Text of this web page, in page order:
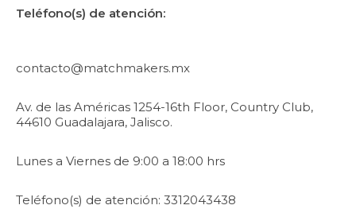
Teléfono(s) de atención:
contacto@matchmakers.mx
Av. de las Américas 1254-16th Floor, Country Club,
44610 Guadalajara, Jalisco.
Lunes a Viernes de 9:00 a 18:00 hrs
Teléfono(s) de atención: 3312043438